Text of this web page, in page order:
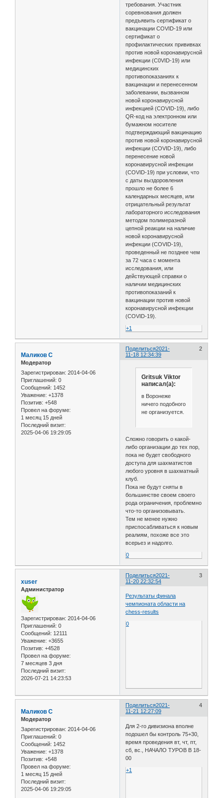
требования. Участник
соревнования должен
предъявить сертификат о
вакцинации COVID-19 или
сертификат о
профилактических прививках
против новой коронавирусной
инфекции (C0VID-19) или
медицинских
противопоказаниях к
вакцинации и перенесенном
заболевании, вызванном
новой коронавирусной
инфекцией (COVID-19), либо
QR-код на электронном или
бумажном носителе
подтверждающий вакцинацию
против новой коронавирусной
инфекции (COVID-19), либо
перенесение новой
коронавирусной инфекции
(COVID-19) при условии, что
с даты выздоровления
прошло не более 6
календарных месяцев, или
отрицательный результат
лабораторного исследования
методом полимеразной
цепной реакции на наличие
новой коронавирусной
инфекции (COVID-19),
проведенный не позднее чем
за 72 часа с момента
исследования, или
действующей справки о
наличии медицинских
противопоказаний к
вакцинации против новой
коронавирусной инфекции
(COVID-19).
+1
Поделиться 2
2021-
11-18 12:34:39
Маликов С
Модератор
Зарегистрирован: 2014-04-06
Приглашений: 0
Сообщений: 1452
Уважение: +1378
Позитив: +548
Провел на форуме:
1 месяц 15 дней
Последний визит:
2025-04-06 19:29:05
Gritsuk Viktor
написал(а):
в Воронеже
ничего подобного
не организуется.
Cложно говорить о какой-
либо организации до тех пор,
пока не будет свободного
доступа для шахматистов
любого уровня в шахматный
клуб.
Пока не будут сняты в
большинстве своем своего
рода ограничения, проблемно
что-то организовывать.
Тем не менее нужно
приспосабливаться к новым
реалиям, похоже все это
всерьез и надолго.
0
Поделиться 3
2021-
11-20 22:32:54
xuser
Администратор
Зарегистрирован: 2014-04-06
Приглашений: 0
Сообщений: 12111
Уважение: +3655
Позитив: +4528
Провел на форуме:
7 месяцев 3 дня
Последний визит:
2026-07-21 14:23:53
Результаты финала
чемпионата области на
chess-results
0
Поделиться 4
2021-
11-21 12:27:09
Маликов С
Модератор
Зарегистрирован: 2014-04-06
Приглашений: 0
Сообщений: 1452
Уважение: +1378
Позитив: +548
Провел на форуме:
1 месяц 15 дней
Последний визит:
2025-04-06 19:29:05
Для 2-го дивизиона вполне
подошел бы контроль 75+30,
время проведения вт, чт, пт,
сб, вс., НАЧАЛО ТУРОВ В 18-
00
+1